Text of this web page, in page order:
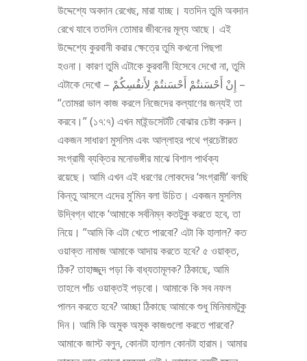
উদ্দেশ্যে অবদান রেখেছ, মারা যাচ্ছ। যতদিন তুমি অবদান
রেখে যাবে ততদিন তোমার জীবনের মূল্য আছে। এই
উদ্দেশ্যে কুরবানী করার ক্ষেত্রে তুমি কখনো পিছপা
হওনা। কারণ তুমি এটাকে কুরবানী হিসেবে দেখো না, তুমি
এটাকে দেখো – إِنْ أَحْسَنتُمْ أَحْسَنتُمْ لِأَنفُسِكُمْ –
“তোমরা ভাল কাজ করলে নিজেদের কল্যাণের জন্যই তা
করবে।” (১৭:৭) এখন মাইন্ডসেটটি বোঝার চেষ্টা করুন।
একজন সাধারণ মুসলিম এবং আল্লাহর পথে প্রচেষ্টারত
সংগ্রামী ব্যক্তির মনোভঙ্গীর মাঝে বিশাল পার্থক্য
রয়েছে। আমি এখন এই ধরণের লোকদের ‘সংগ্রামী’ বলছি
কিন্তু আসলে এদের মু’মিন বলা উচিত। একজন মুসলিম
উদ্বিগ্ন থাকে ‘আমাকে সর্বনিম্ন কতটুকু করতে হবে, তা
নিয়ে। ”আমি কি এটা খেতে পারবো? এটা কি হালাল? কত
ওয়াক্ত নামাজ আমাকে আদায় করতে হবে? ৫ ওয়াক্ত,
ঠিক? তাহাজ্জুদ পড়া কি বাধ্যতামূলক? ঠিকাছে, আমি
তাহলে পাঁচ ওয়াক্তই পড়বো। আমাকে কি সব নফল
পালন করতে হবে? আচ্ছা ঠিকাছে আমাকে শুধু মিনিমামটুকু
দিন। আমি কি অমুক অমুক কাজগুলো করতে পারবো?
আমাকে জাস্ট বলুন, কোনটা হালাল কোনটা হারাম। আমার